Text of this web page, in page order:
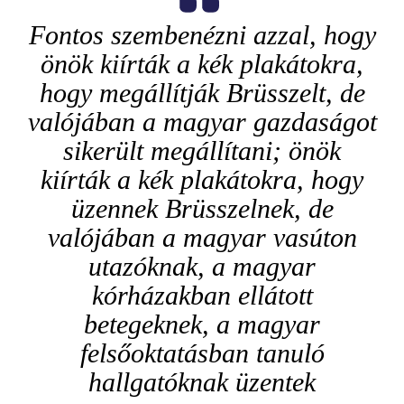
Fontos szembenézni azzal, hogy
önök kiírták a kék plakátokra,
hogy megállítják Brüsszelt, de
valójában a magyar gazdaságot
sikerült megállítani; önök
kiírták a kék plakátokra, hogy
üzennek Brüsszelnek, de
valójában a magyar vasúton
utazóknak, a magyar
kórházakban ellátott
betegeknek, a magyar
felsőoktatásban tanuló
hallgatóknak üzentek